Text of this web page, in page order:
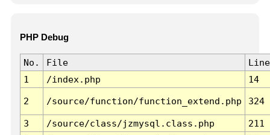
PHP Debug
No. File
Line
1
/index.php 14
2 /source/function/function_extend.php 324
3 /source/class/jzmysql.class.php
211